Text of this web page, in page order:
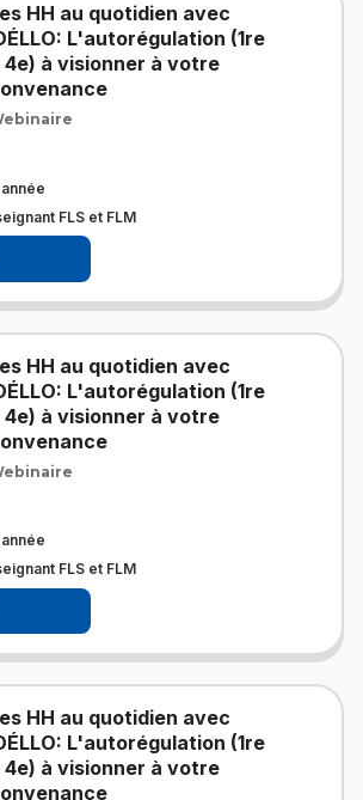
HH au quotidien avec
L'autorégulation (1re
4e) à visionner à votre
année
FLS et FLM
HH au quotidien avec
L'autorégulation (1re
4e) à visionner à votre
année
FLS et FLM
HH au quotidien avec
L'autorégulation (1re
4e) à visionner à votre